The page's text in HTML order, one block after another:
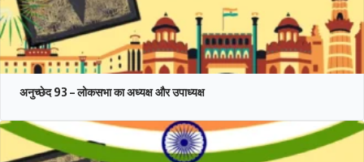
अनुच्छेद 93 – लोकसभा का अध्यक्ष और उपाध्यक्ष